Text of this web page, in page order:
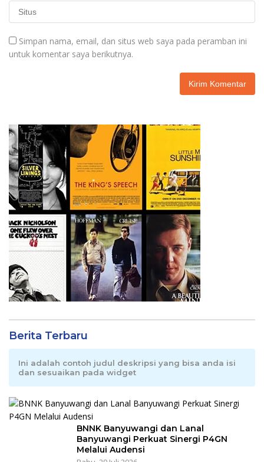
Simpan nama, email, dan situs web saya pada peramban ini
untuk komentar saya berikutnya.
Berita Terbaru
Ini adalah contoh judul deskripsi yang bisa anda isi
dan sesuaikan pada widget
BNNK Banyuwangi dan Lanal
Banyuwangi Perkuat Sinergi P4GN
Melalui Audensi